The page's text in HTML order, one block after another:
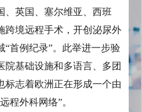
、英国、塞尔维亚、西班
跨境远程手术，开创泌尿外
“首例纪录”。此举进一步验
院基础设施和多语言、多团
标志着欧洲正在形成一个由
程外科网络”。